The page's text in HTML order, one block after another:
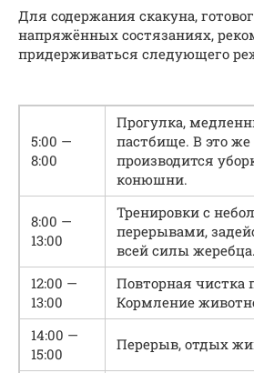
Для содержания скакуна,
напряжённых состязаниях,
придерживаться следующего
5:00 —
8:00
Прогулка,
пастбище. В это
производится
конюшни.
8:00 —
13:00
Тренировки с
перерывами,
всей силы жеребца.
12:00 —
13:00
Повторная чистка
Кормление
14:00 —
15:00
Перерыв, отдых